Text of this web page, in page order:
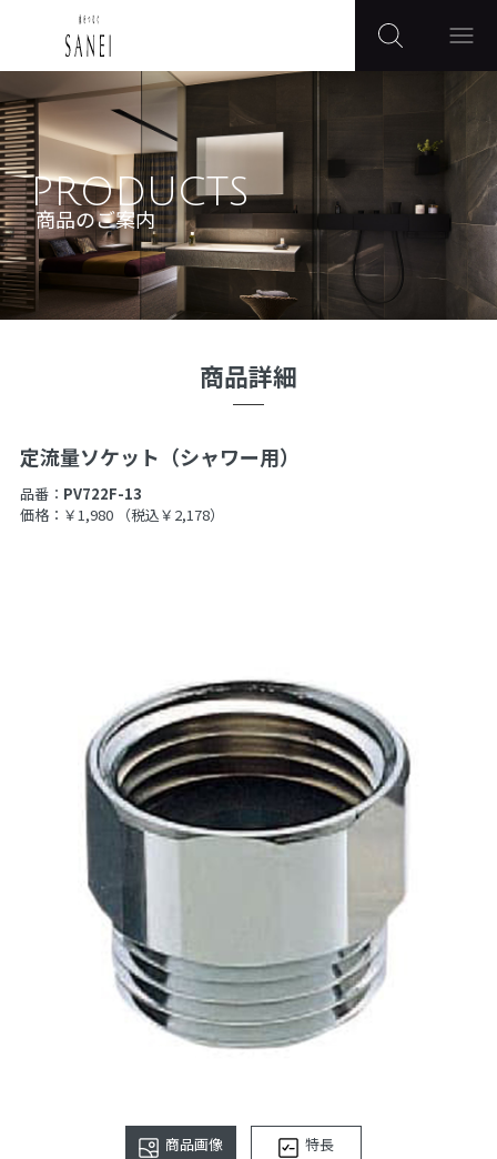
PRODUCTS
商品のご案内
商品詳細
定流量ソケット（シャワー用）
品番： PV722F-13
価格：￥1,980
（税込￥2,178）
商品画像 特長